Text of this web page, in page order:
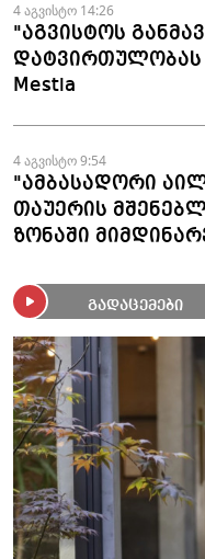
4 აგვისტო 14:26
"აგვისტოს
დატვირთულობას
Mestia
4 აგვისტო 9:54
"ამბასადორი
თაუერის
ზონაში
გადაცემები